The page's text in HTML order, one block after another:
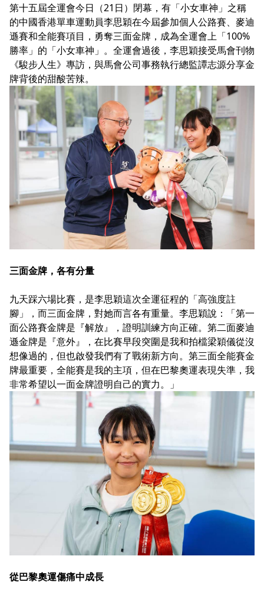
第十五屆全運會今日（21日）閉幕，有「小女車神」之稱
的中國香港單車運動員李思穎在今屆參加個人公路賽、麥迪
遜賽和全能賽項目，勇奪三面金牌，成為全運會上「100%
勝率」的「小女車神」。全運會過後，李思穎接受馬會刊物
《駿步人生》專訪，與馬會公司事務執行總監譚志源分享金
牌背後的甜酸苦辣。
三面金牌，各有分量
九天踩六場比賽，是李思穎這次全運征程的「高強度註
腳」，而三面金牌，對她而言各有重量。李思穎說：「第一
面公路賽金牌是『解放』，證明訓練方向正確。第二面麥迪
遜金牌是『意外』，在比賽早段突圍是我和拍檔梁穎儀從沒
想像過的，但也啟發我們有了戰術新方向。第三面全能賽金
牌最重要，全能賽是我的主項，但在巴黎奧運表現失準，我
非常希望以一面金牌證明自己的實力。」
從巴黎奧運傷痛中成長